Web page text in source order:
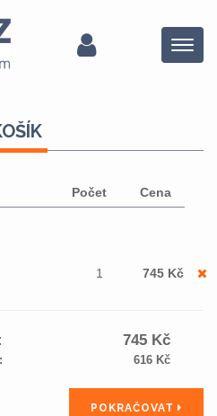
Menu
Počet Cena
1 745Kč
745Kč
616Kč
POKRAČOVAT